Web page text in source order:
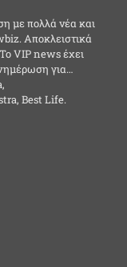
με πολλά νέα και
Αποκλειστικά
VIP news έχει
για…
Best Life.